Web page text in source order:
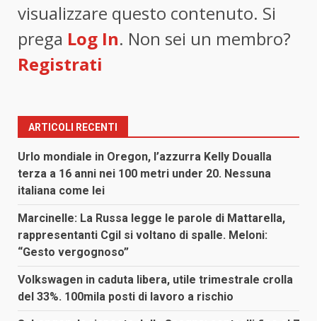
visualizzare questo contenuto. Si
prega Log In. Non sei un membro?
Registrati
ARTICOLI RECENTI
Urlo mondiale in Oregon, l’azzurra Kelly Doualla
terza a 16 anni nei 100 metri under 20. Nessuna
italiana come lei
Marcinelle: La Russa legge le parole di Mattarella,
rappresentanti Cgil si voltano di spalle. Meloni:
“Gesto vergognoso”
Volkswagen in caduta libera, utile trimestrale crolla
del 33%. 100mila posti di lavoro a rischio